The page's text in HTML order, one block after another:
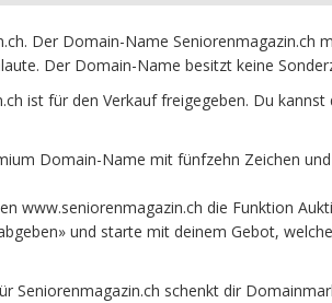
Der Domain-Name Seniorenmagazin.ch
Der Domain-Name besitzt keine
ist für den Verkauf freigegeben. Du
Domain-Name mit fünfzehn Zeichen
www.seniorenmagazin.ch die Funktion
und starte mit deinem Gebot,
Seniorenmagazin.ch schenkt dir